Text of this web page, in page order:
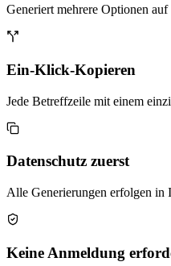
Generiert mehrere Optionen
Ein-Klick-Kopieren
Jede Betreffzeile mit einem
Datenschutz zuerst
Alle Generierungen erfolgen in
Keine Anmeldung